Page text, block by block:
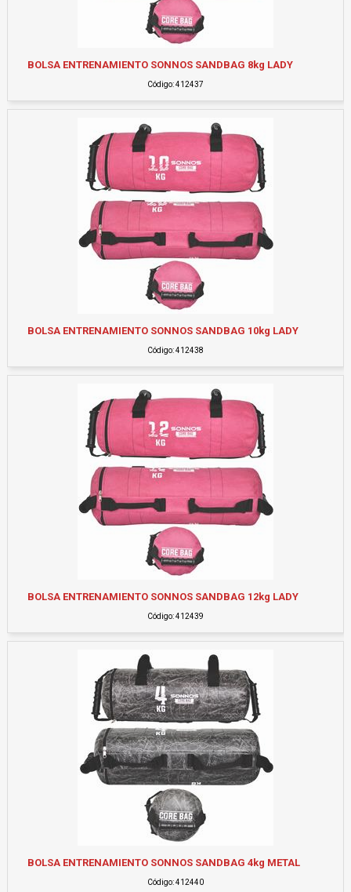
BOLSA ENTRENAMIENTO SONNOS SANDBAG 8kg LADY
Código: 412437
BOLSA ENTRENAMIENTO SONNOS SANDBAG 10kg LADY
Código: 412438
BOLSA ENTRENAMIENTO SONNOS SANDBAG 12kg LADY
Código: 412439
BOLSA ENTRENAMIENTO SONNOS SANDBAG 4kg METAL
Código: 412440